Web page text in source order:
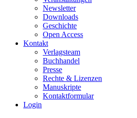
Newsletter
Downloads
Geschichte
Open Access
Kontakt
Verlagsteam
Buchhandel
Presse
Rechte & Lizenzen
Manuskripte
Kontaktformular
Login